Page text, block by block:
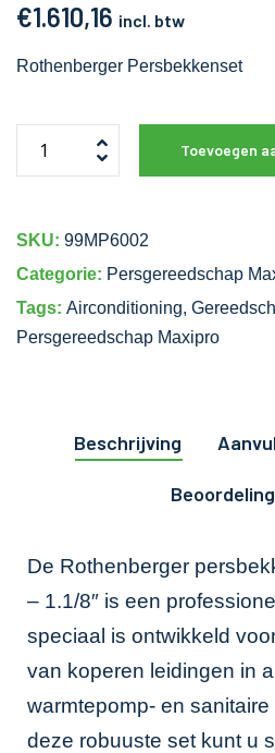
€1.610,16 incl. btw
Rothenberger Persbekkenset
Toevoegen
SKU: 99MP6002
Categorie: Persgereedschap
Tags: Airconditioning,
Persgereedschap Maxipro
Beschrijving
De Rothenberger
– 1.1/8″ is een
speciaal is ontwikkeld
van koperen leidingen in
warmtepomp- en
deze robuuste set kunt u